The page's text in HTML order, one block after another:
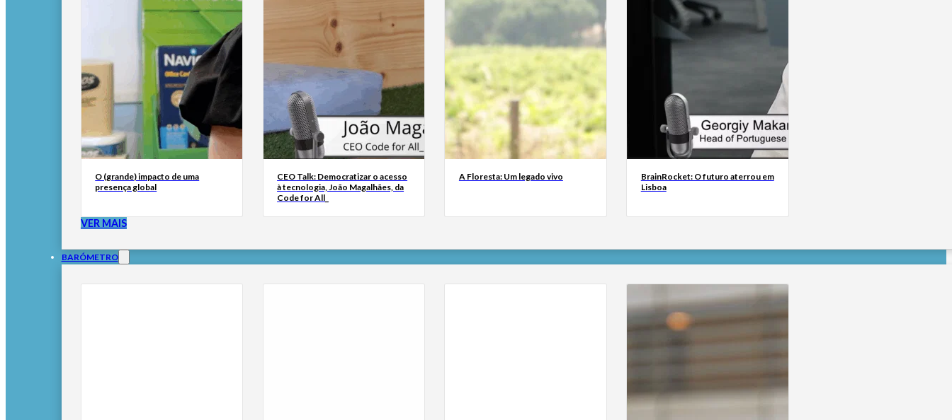
O (grande) impacto de uma
presença global
CEO Talk: Democratizar o acesso
à tecnologia, João Magalhães, da
Code for All_
A Floresta: Um legado vivo
BrainRocket: O futuro aterrou em
Lisboa
VER MAIS
BARÓMETRO